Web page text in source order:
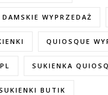
WYPRZEDAŻ
QUIOSQUE
SUKIENKA
BUTIK